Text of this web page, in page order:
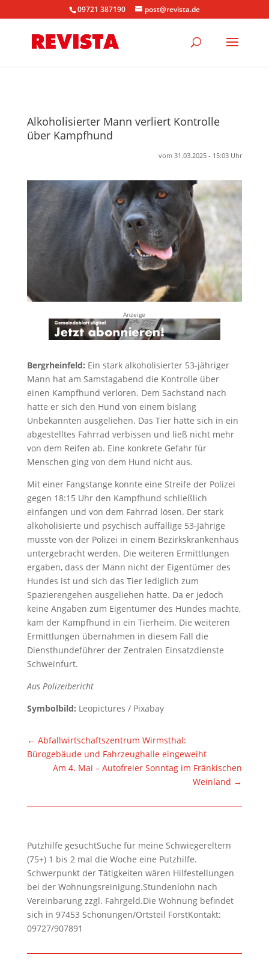
09721 387190 post@revista.de
Alkoholisierter Mann verliert Kontrolle
über Kampfhund
vom 31.03.2025 - 15:03 Uhr
Anzeige
Bergrheinfeld: Ein stark alkoholisierter 53-jähriger
Mann hat am Samstagabend die Kontrolle über
einen Kampfhund verloren. Dem Sachstand nach
hatte er sich den Hund von einem bislang
Unbekannten ausgeliehen. Das Tier hatte sich in ein
abgestelltes Fahrrad verbissen und ließ nicht mehr
von dem Reifen ab. Eine konkrete Gefahr für
Menschen ging von dem Hund nicht aus.
Mit einer Fangstange konnte eine Streife der Polizei
gegen 18:15 Uhr den Kampfhund schließlich
einfangen und von dem Fahrrad lösen. Der stark
alkoholisierte und psychisch auffällige 53-Jährige
musste von der Polizei in einem Bezirkskrankenhaus
untergebracht werden. Die weiteren Ermittlungen
ergaben, dass der Mann nicht der Eigentümer des
Hundes ist und sich das Tier lediglich zum
Spazierengehen ausgeliehen hatte. Da er jedoch
keine Angaben zum Eigentümer des Hundes machte,
kam der Kampfhund in ein Tierheim. Die weiteren
Ermittlungen übernahmen in diesem Fall die
Diensthundeführer der Zentralen Einsatzdienste
Schweinfurt.
Aus Polizeibericht
Symbolbild: Leopictures / Pixabay
← Abfallwirtschaftszentrum Wirmsthal:
Bürogebäude und Fahrzeughalle eingeweiht
Am 4. Mai – Autofreier Sonntag im Fränkischen
Weinland →
Putzhilfe gesuchtSuche für meine Schwiegereltern
(75+) 1 bis 2 mal die Woche eine Putzhilfe.
Schwerpunkt der Tätigkeiten wären Hilfestellungen
bei der Wohnungsreinigung.Stundenlohn nach
Vereinbarung zzgl. Fahrgeld.Die Wohnung befindet
sich in 97453 Schonungen/Ortsteil ForstKontakt:
09727/907891